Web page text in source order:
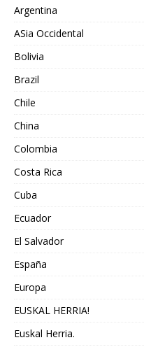
Argentina
ASia Occidental
Bolivia
Brazil
Chile
China
Colombia
Costa Rica
Cuba
Ecuador
El Salvador
España
Europa
EUSKAL HERRIA!
Euskal Herria.